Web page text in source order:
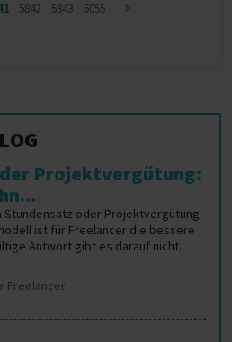
5842 5843 6055
Projektvergütung:
Stundensatz oder Projektvergütung:
ist für Freelancer die bessere
Antwort gibt es darauf nicht.
Freelancer